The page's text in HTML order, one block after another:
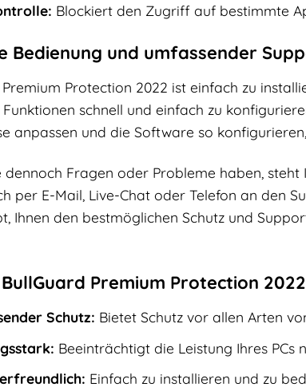
Blockiert den Zugriff auf bestimmte
Bedienung und umfassender
Protection 2022 ist einfach zu
Funktionen schnell und einfach zu
anpassen und die Software so
dennoch Fragen oder Probleme haben,
per E-Mail, Live-Chat oder Telefon an den
Ihnen den bestmöglichen Schutz und
Premium Protection
Schutz: Bietet Schutz vor allen Arten
Beeinträchtigt die Leistung Ihres PCs
Einfach zu installieren und zu